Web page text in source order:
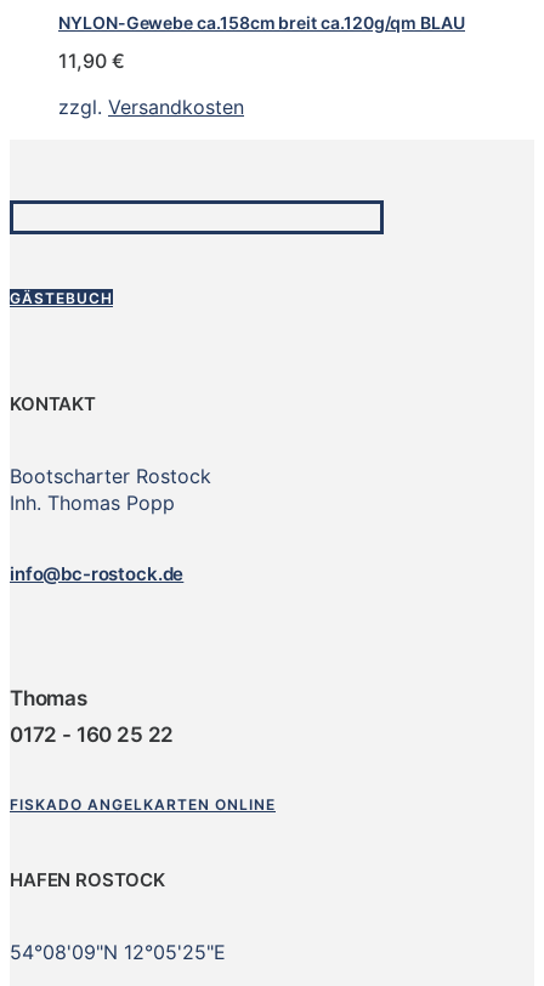
NYLON-Gewebe ca.158cm breit ca.120g/qm BLAU
11,90 €
zzgl. Versandkosten
GÄSTEBUCH
KONTAKT
Bootscharter Rostock
Inh. Thomas Popp
info@bc-rostock.de
Thomas
0172 - 160 25 22
FISKADO ANGELKARTEN ONLINE
HAFEN ROSTOCK
54°08'09"N 12°05'25"E